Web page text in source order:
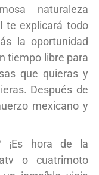
naturaleza
te explicará todo
la oportunidad
tiempo libre para
que quieras y
Después de
mexicano y
¡Es hora de la
o cuatrimoto